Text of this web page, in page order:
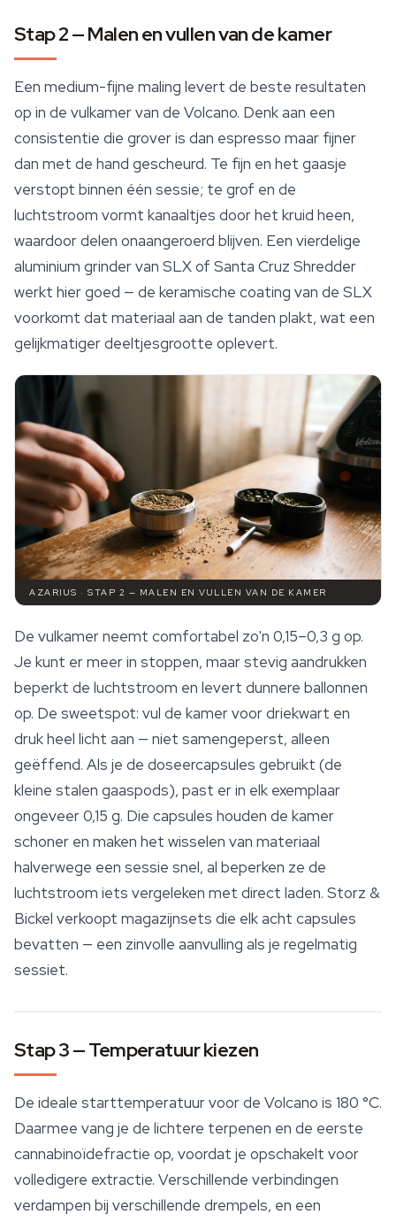
Stap 2 — Malen en vullen van de kamer
Een medium-fijne maling levert de beste resultaten
op in de vulkamer van de Volcano. Denk aan een
consistentie die grover is dan espresso maar fijner
dan met de hand gescheurd. Te fijn en het gaasje
verstopt binnen één sessie; te grof en de
luchtstroom vormt kanaaltjes door het kruid heen,
waardoor delen onaangeroerd blijven. Een vierdelige
aluminium grinder van SLX of Santa Cruz Shredder
werkt hier goed — de keramische coating van de SLX
voorkomt dat materiaal aan de tanden plakt, wat een
gelijkmatiger deeltjesgrootte oplevert.
AZARIUS · STAP 2 — MALEN EN VULLEN VAN DE KAMER
De vulkamer neemt comfortabel zo'n 0,15–0,3 g op.
Je kunt er meer in stoppen, maar stevig aandrukken
beperkt de luchtstroom en levert dunnere ballonnen
op. De sweetspot: vul de kamer voor driekwart en
druk heel licht aan — niet samengeperst, alleen
geëffend. Als je de doseercapsules gebruikt (de
kleine stalen gaaspods), past er in elk exemplaar
ongeveer 0,15 g. Die capsules houden de kamer
schoner en maken het wisselen van materiaal
halverwege een sessie snel, al beperken ze de
luchtstroom iets vergeleken met direct laden. Storz &
Bickel verkoopt magazijnsets die elk acht capsules
bevatten — een zinvolle aanvulling als je regelmatig
sessiet.
Stap 3 — Temperatuur kiezen
De ideale starttemperatuur voor de Volcano is 180 °C.
Daarmee vang je de lichtere terpenen en de eerste
cannabinoïdefractie op, voordat je opschakelt voor
volledigere extractie. Verschillende verbindingen
verdampen bij verschillende drempels, en een